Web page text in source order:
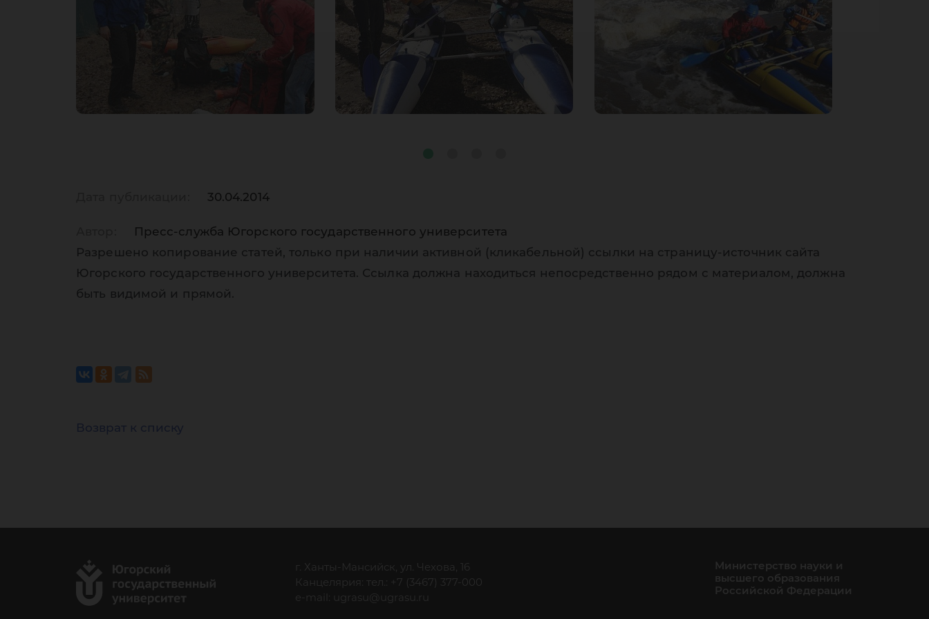
30.04.2014
Пресс-служба Югорского государственного университета
Разрешено копирование статей, только при наличии активной (кликабельной) ссылки на страницу-источник сайта
Югорского государственного университета. Ссылка должна находиться непосредственно рядом с материалом, должна
быть видимой и прямой.
Возврат к списку
г. Ханты-Мансийск, ул. Чехова, 16
Канцелярия: тел.: +7 (3467) 377-000
e-mail:
ugrasu@ugrasu.ru
Министерство науки и
высшего образования
Российской Федерации